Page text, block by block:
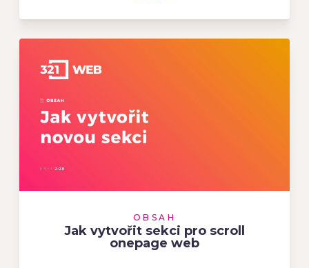
OBSAH
Jak vytvořit sekci pro scroll
onepage web